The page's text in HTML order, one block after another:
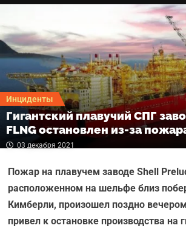
Инциденты
Гигантский плавучий СПГ
FLNG остановлен из-за
03 декабря 2021
Пожар на плавучем заводе Shell
расположенном на шельфе близ
Кимберли, произошел поздно
привел к остановке производства на